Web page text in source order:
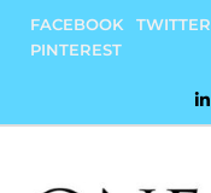
content
FACEBOOK TWITTER
PINTEREST